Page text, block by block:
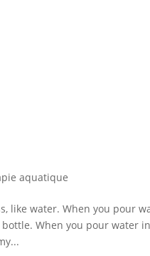
aquatique
like water. When you pour
When you pour water